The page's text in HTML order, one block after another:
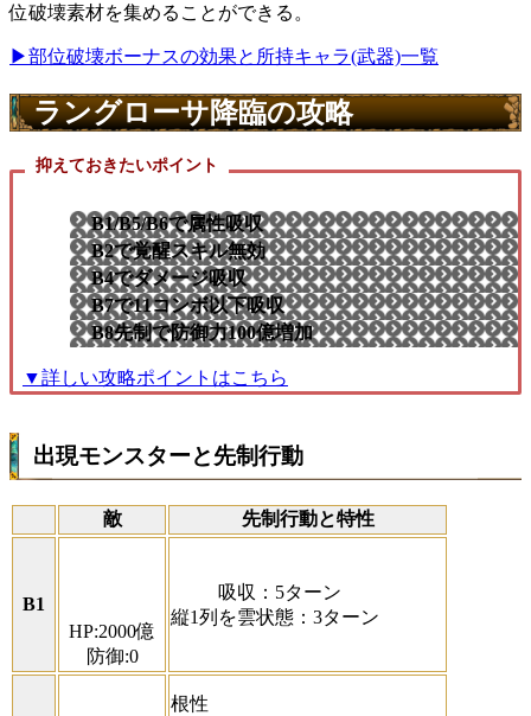
位破壊素材を集めることができる。
▶部位破壊ボーナスの効果と所持キャラ(武器)一覧
ラングローサ降臨の攻略
抑えておきたいポイント
B1/B5/B6で属性吸収
B2で覚醒スキル無効
B4でダメージ吸収
B7で11コンボ以下吸収
B8先制で防御力100億増加
▼詳しい攻略ポイントはこちら
出現モンスターと先制行動
敵 先制行動と特性
B1
HP:2000億
防御:0
吸収：5ターン
縦1列を雲状態：3ターン
根性